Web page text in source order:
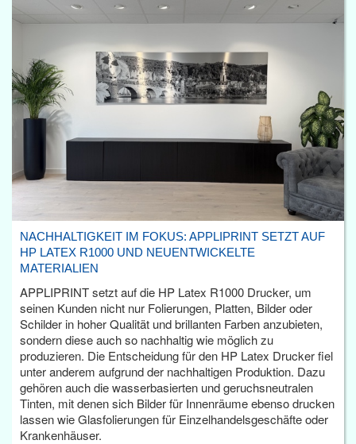
NACHHALTIGKEIT IM FOKUS: APPLIPRINT SETZT AUF
HP LATEX R1000 UND NEUENTWICKELTE
MATERIALIEN
APPLIPRINT setzt auf die HP Latex R1000 Drucker, um
seinen Kunden nicht nur Folierungen, Platten, Bilder oder
Schilder in hoher Qualität und brillanten Farben anzubieten,
sondern diese auch so nachhaltig wie möglich zu
produzieren. Die Entscheidung für den HP Latex Drucker fiel
unter anderem aufgrund der nachhaltigen Produktion. Dazu
gehören auch die wasserbasierten und geruchsneutralen
Tinten, mit denen sich Bilder für Innenräume ebenso drucken
lassen wie Glasfolierungen für Einzelhandelsgeschäfte oder
Krankenhäuser.